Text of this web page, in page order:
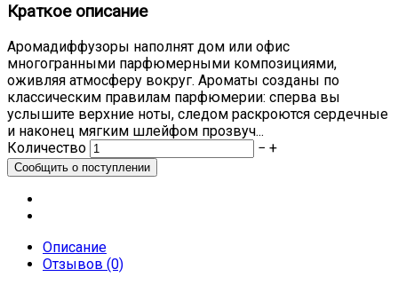
Краткое описание
Аромадиффузоры наполнят дом или офис
многогранными парфюмерными композициями,
оживляя атмосферу вокруг. Ароматы созданы по
классическим правилам парфюмерии: сперва вы
услышите верхние ноты, следом раскроются сердечные
и наконец мягким шлейфом прозвуч...
Количество
− +
Описание
Отзывов (0)